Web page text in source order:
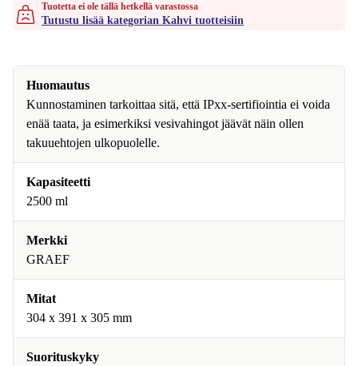
Tuotetta ei ole tällä hetkellä varastossa
Tutustu lisää kategorian Kahvi tuotteisiin
Huomautus
Kunnostaminen tarkoittaa sitä, että IPxx-sertifiointia ei voida
enää taata, ja esimerkiksi vesivahingot jäävät näin ollen
takuuehtojen ulkopuolelle.
Kapasiteetti
2500 ml
Merkki
GRAEF
Mitat
304 x 391 x 305 mm
Suorituskyky